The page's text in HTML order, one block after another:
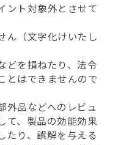
ント対象外とさせて
ん（文字化けいたし
どを損ねたり、法令
とはできませんので
品などへのレビュ
て、製品の効能効果
たり、誤解を与える